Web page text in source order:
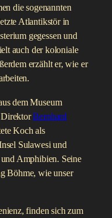
die sogenannten
Atlantikstör in
gegessen und
auch der koloniale
erzählt er, wie er
dem Museum
DirektorBernhard
Koch als
Sulawesi und
Amphibien. Seine
Böhme, wie unser
finden sich zum